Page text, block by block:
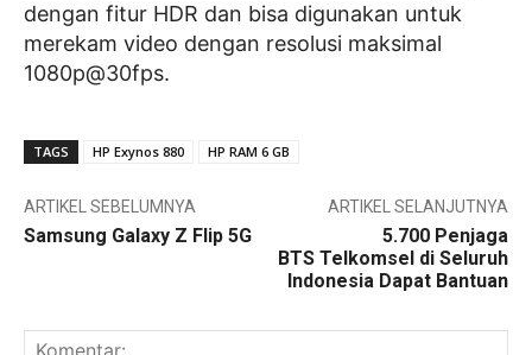
dengan fitur HDR dan bisa digunakan untuk
merekam video dengan resolusi maksimal
1080p@30fps.
TAGS HP Exynos 880 HP RAM 6 GB
ARTIKEL SEBELUMNYA
Samsung Galaxy Z Flip 5G
ARTIKEL SELANJUTNYA
5.700 Penjaga
BTS Telkomsel di Seluruh
Indonesia Dapat Bantuan